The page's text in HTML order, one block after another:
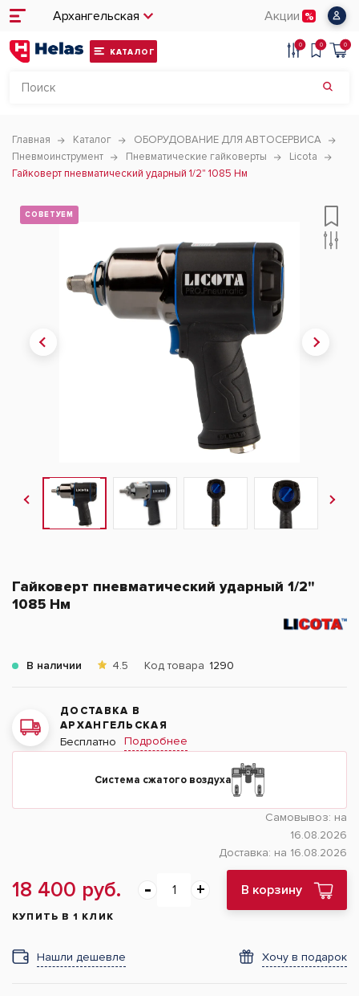
Архангельская Акции
КАТАЛОГ
0 0 0
Главная Каталог
ОБОРУДОВАНИЕ ДЛЯ АВТОСЕРВИСА
Пневмоинструмент
Пневматические гайковерты
Licota
Гайковерт пневматический ударный 1/2" 1085 Нм
СОВЕТУЕМ
Гайковерт пневматический ударный 1/2"
1085 Нм
В наличии 4.5 Код товара 1290
ДОСТАВКА В
АРХАНГЕЛЬСКАЯ
Бесплатно Подробнее
Система сжатого воздуха
Самовывоз: на
16.08.2026
Доставка: на 16.08.2026
18 400 руб. В корзину
КУПИТЬ В 1 КЛИК
Нашли дешевле Хочу в подарок